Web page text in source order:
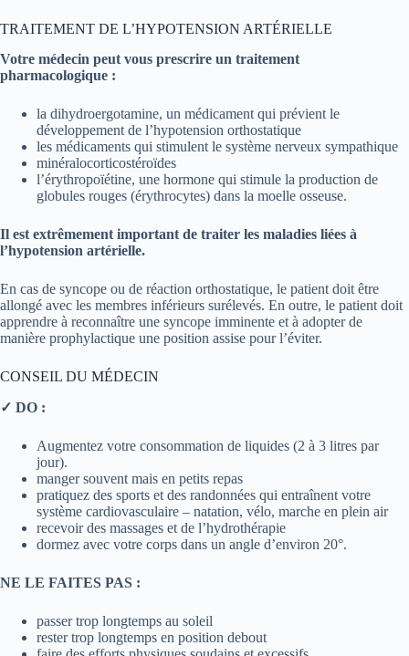
TRAITEMENT DE L’HYPOTENSION ARTÉRIELLE
Votre médecin peut vous prescrire un traitement
pharmacologique :
la dihydroergotamine, un médicament qui prévient le
développement de l’hypotension orthostatique
les médicaments qui stimulent le système nerveux sympathique
minéralocorticostéroïdes
l’érythropoïétine, une hormone qui stimule la production de
globules rouges (érythrocytes) dans la moelle osseuse.
Il est extrêmement important de traiter les maladies liées à
l’hypotension artérielle.
En cas de syncope ou de réaction orthostatique, le patient doit être
allongé avec les membres inférieurs surélevés. En outre, le patient doit
apprendre à reconnaître une syncope imminente et à adopter de
manière prophylactique une position assise pour l’éviter.
CONSEIL DU MÉDECIN
✓ DO :
Augmentez votre consommation de liquides (2 à 3 litres par
jour).
manger souvent mais en petits repas
pratiquez des sports et des randonnées qui entraînent votre
système cardiovasculaire – natation, vélo, marche en plein air
recevoir des massages et de l’hydrothérapie
dormez avec votre corps dans un angle d’environ 20°.
NE LE FAITES PAS :
passer trop longtemps au soleil
rester trop longtemps en position debout